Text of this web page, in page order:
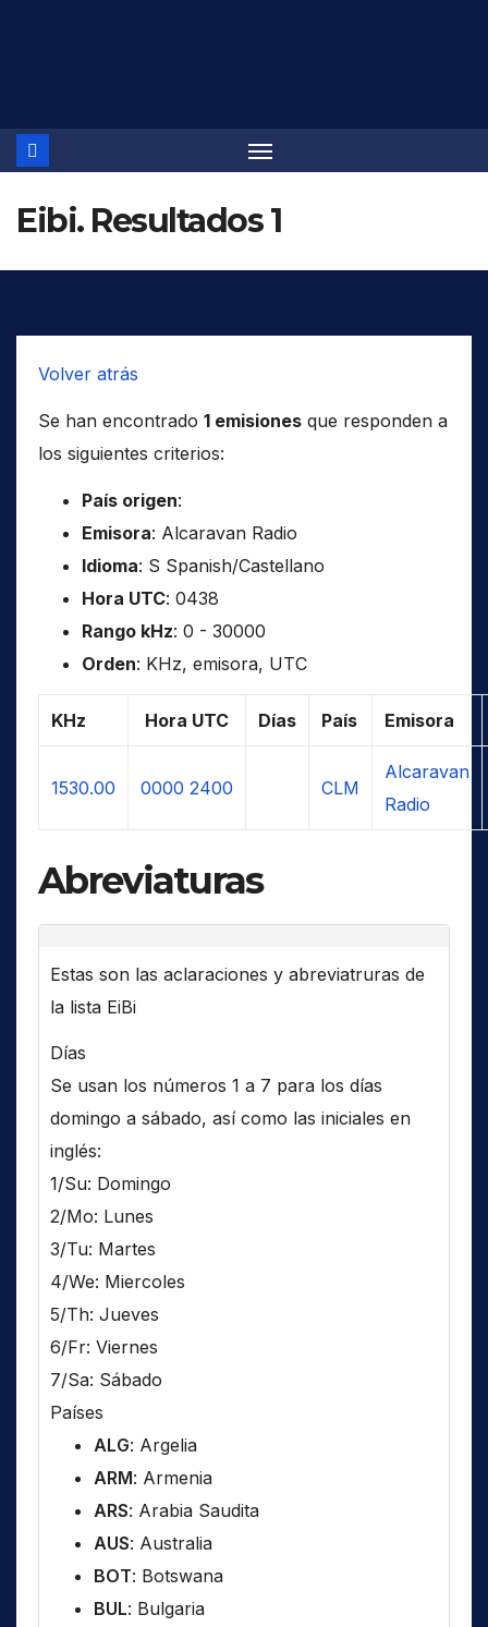
Eibi. Resultados 1
Volver atrás
Se han encontrado 1 emisiones que responden a
los siguientes criterios:
País origen:
Emisora: Alcaravan Radio
Idioma: S Spanish/Castellano
Hora UTC: 0438
Rango kHz: 0 - 30000
Orden: KHz, emisora, UTC
KHz Hora UTC Días País Emisora
1530.00 0000 2400 CLM
Alcaravan
Radio
Abreviaturas
Estas son las aclaraciones y abreviatruras de
la lista EiBi
Días
Se usan los números 1 a 7 para los días
domingo a sábado, así como las iniciales en
inglés:
1/Su: Domingo
2/Mo: Lunes
3/Tu: Martes
4/We: Miercoles
5/Th: Jueves
6/Fr: Viernes
7/Sa: Sábado
Países
ALG: Argelia
ARM: Armenia
ARS: Arabia Saudita
AUS: Australia
BOT: Botswana
BUL: Bulgaria